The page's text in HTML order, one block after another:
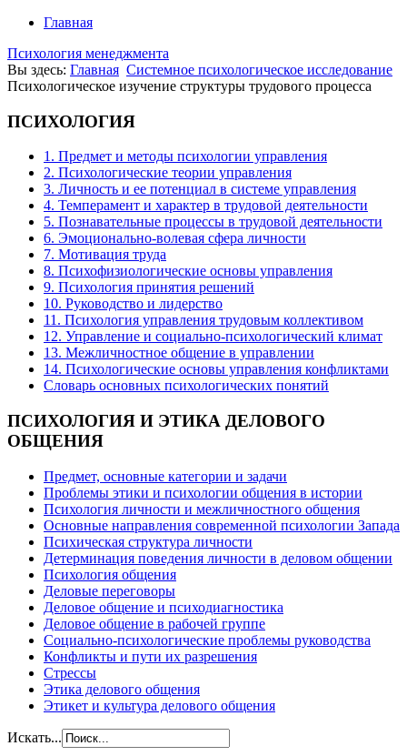
Главная
Психология менеджмента
Вы здесь: Главная Системное психологическое исследование
Психологическое изучение структуры трудового процесса
ПСИХОЛОГИЯ
1. Предмет и методы психологии управления
2. Психологические теории управления
3. Личность и ее потенциал в системе управления
4. Темперамент и характер в трудовой деятельности
5. Познавательные процессы в трудовой деятельности
6. Эмоционально-волевая сфера личности
7. Мотивация труда
8. Психофизиологические основы управления
9. Психология принятия решений
10. Руководство и лидерство
11. Психология управления трудовым коллективом
12. Управление и социально-психологический климат
13. Межличностное общение в управлении
14. Психологические основы управления конфликтами
Словарь основных психологических понятий
ПСИХОЛОГИЯ И ЭТИКА ДЕЛОВОГО
ОБЩЕНИЯ
Предмет, основные категории и задачи
Проблемы этики и психологии общения в истории
Психология личности и межличностного общения
Основные направления современной психологии Запада
Психическая структура личности
Детерминация поведения личности в деловом общении
Психология общения
Деловые переговоры
Деловое общение и психодиагностика
Деловое общение в рабочей группе
Cоциально-психологические проблемы руководства
Конфликты и пути их разрешения
Стрессы
Этика делового общения
Этикет и культура делового общения
Искать...